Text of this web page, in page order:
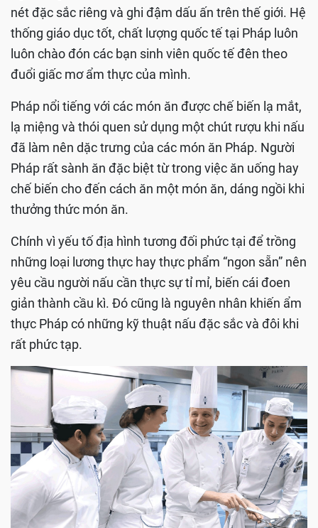
nét đặc sắc riêng và ghi đậm dấu ấn trên thế giới. Hệ
thống giáo dục tốt, chất lượng quốc tế tại Pháp luôn
luôn chào đón các bạn sinh viên quốc tế đên theo
đuổi giấc mơ ẩm thực của mình.
Pháp nổi tiếng với các món ăn được chế biến lạ mắt,
lạ miệng và thói quen sử dụng một chút rượu khi nấu
đã làm nên dặc trưng của các món ăn Pháp. Người
Pháp rất sành ăn đặc biệt từ trong việc ăn uống hay
chế biến cho đến cách ăn một món ăn, dáng ngồi khi
thưởng thức món ăn.
Chính vì yếu tố địa hình tương đối phức tại để trồng
những loại lương thực hay thực phẩm “ngon sẵn” nên
yêu cầu người nấu cần thực sự tỉ mỉ, biến cái đoen
giản thành cầu kì. Đó cũng là nguyên nhân khiến ẩm
thực Pháp có những kỹ thuật nấu đặc sắc và đôi khi
rất phức tạp.